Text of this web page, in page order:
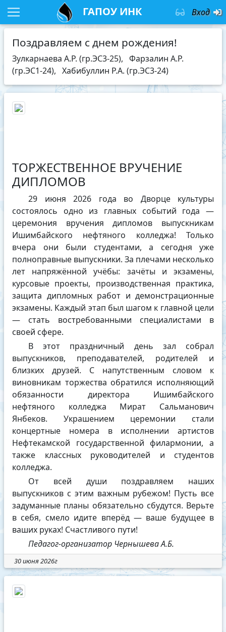
ГАПОУ ИНК Вход
Поздравляем с днем рождения!
Зулкарнаева А.Р. (гр.ЭС3-25), Фарзалин А.Р.
(гр.ЭС1-24), Хабибуллин Р.А. (гр.ЭС3-24)
ТОРЖЕСТВЕННОЕ ВРУЧЕНИЕ
ДИПЛОМОВ
29 июня 2026 года во Дворце культуры
состоялось одно из главных событий года —
церемония вручения дипломов выпускникам
Ишимбайского нефтяного колледжа! Только
вчера они были студентами, а сегодня уже
полноправные выпускники. За плечами несколько
лет напряжённой учёбы: зачёты и экзамены,
курсовые проекты, производственная практика,
защита дипломных работ и демонстрационные
экзамены. Каждый этап был шагом к главной цели
— стать востребованными специалистами в
своей сфере.
В этот праздничный день зал собрал
выпускников, преподавателей, родителей и
близких друзей. С напутственным словом к
виновникам торжества обратился исполняющий
обязанности директора Ишимбайского
нефтяного колледжа Мират Сальманович
Янбеков. Украшением церемонии стали
концертные номера в исполнении артистов
Нефтекамской государственной филармонии, а
также классных руководителей и студентов
колледжа.
От всей души поздравляем наших
выпускников с этим важным рубежом! Пусть все
задуманные планы обязательно сбудутся. Верьте
в себя, смело идите вперёд — ваше будущее в
ваших руках! Счастливого пути!
Педагог-организатор Чернышева А.Б.
30 июня 2026г